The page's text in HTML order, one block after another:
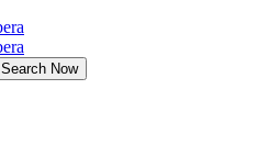
Search Now